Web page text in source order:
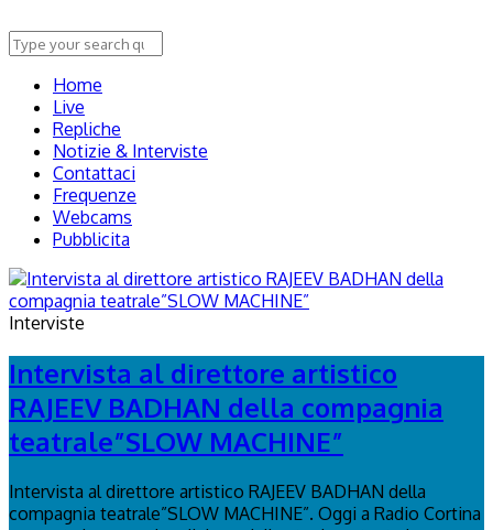
Home
Live
Repliche
Notizie & Interviste
Contattaci
Frequenze
Webcams
Pubblicita
Interviste
Intervista al direttore artistico
RAJEEV BADHAN della compagnia
teatrale”SLOW MACHINE”
Intervista al direttore artistico RAJEEV BADHAN della
compagnia teatrale”SLOW MACHINE”. Oggi a Radio Cortina